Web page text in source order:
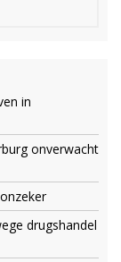
in
onverwacht
drugshandel